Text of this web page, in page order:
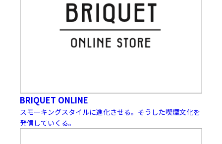
BRIQUET ONLINE
スモーキングスタイルに進化させる。そうした喫煙文化を
発信していくる。